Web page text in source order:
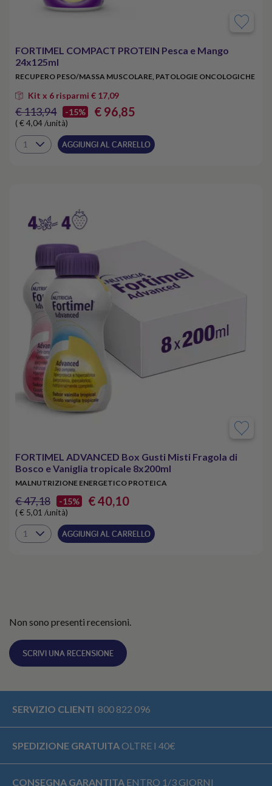
FORTIMEL COMPACT PROTEIN Pesca e Mango
24x125ml
RECUPERO PESO/MASSA MUSCOLARE, PATOLOGIE ONCOLOGICHE
Kit x 6 risparmi € 17,09
€ 113,94 -15% € 96,85
( € 4,04 /unità)
AGGIUNGI AL CARRELLO
FORTIMEL ADVANCED Box Gusti Misti Fragola di
Bosco e Vaniglia tropicale 8x200ml
MALNUTRIZIONE ENERGETICO PROTEICA
€ 47,18 -15% € 40,10
( € 5,01 /unità)
AGGIUNGI AL CARRELLO
Non sono presenti recensioni.
SCRIVI UNA RECENSIONE
SERVIZIO CLIENTI 800 822 096
SPEDIZIONE GRATUITAOLTRE I 40€
CONSEGNA GARANTITA ENTRO 1/3 GIORNI